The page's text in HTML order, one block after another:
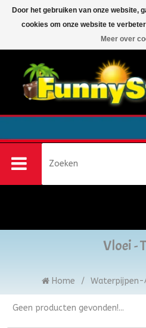
0
Vloei -
Home / Waterpijpen-
Geen producten gevonden!...
Door het gebruiken van onze website,
cookies om onze website te
Meer over